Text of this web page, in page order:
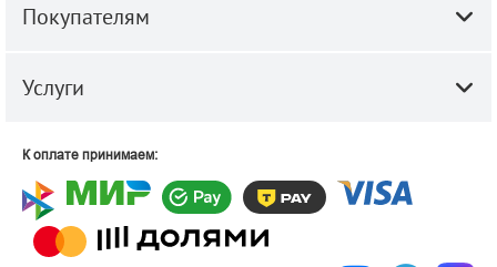
Покупателям
Услуги
К оплате принимаем: